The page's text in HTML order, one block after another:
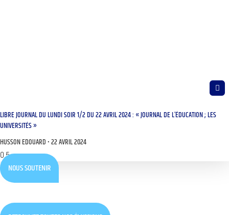
LIBRE JOURNAL DU LUNDI SOIR 1/2 DU 22 AVRIL 2024 : « JOURNAL DE L’ÉDUCATION ; LES
UNIVERSITÉS »
HUSSON EDOUARD 22 AVRIL 2024
NOUS SOUTENIR